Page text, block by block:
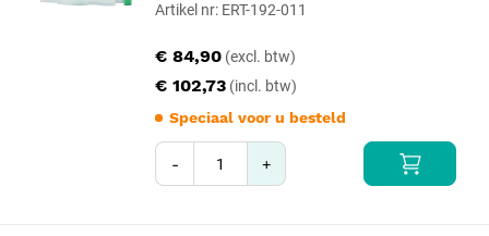
Artikel nr: ERT-192-011
€ 102,73
€ 84,90
Speciaal voor u besteld
- +